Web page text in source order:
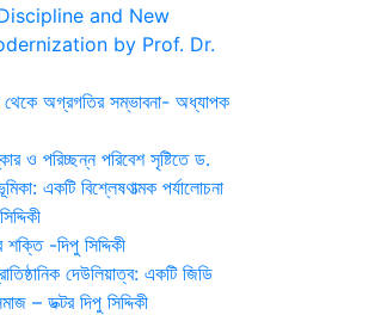
and New
by Prof. Dr.
থেকে অগ্রগতির সম্ভাবনা- অধ্যাপক
ও পরিচ্ছন্ন পরিবেশ সৃষ্টিতে ড.
একটি বিশ্লেষণাত্মক পর্যালোচনা
-দিপু সিদ্দিকী
দেউলিয়াত্ব: একটি জিডি
– ডক্টর দিপু সিদ্দিকী